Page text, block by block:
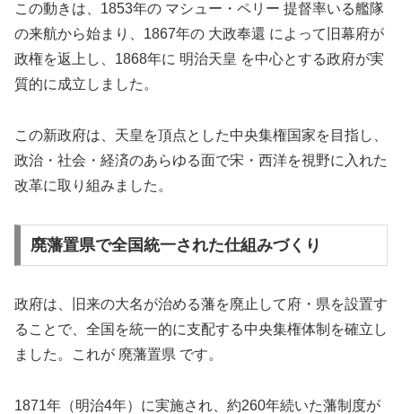
この動きは、1853年の マシュー・ペリー 提督率いる艦隊
の来航から始まり、1867年の 大政奉還 によって旧幕府が
政権を返上し、1868年に 明治天皇 を中心とする政府が実
質的に成立しました。
この新政府は、天皇を頂点とした中央集権国家を目指し、
政治・社会・経済のあらゆる面で宋・西洋を視野に入れた
改革に取り組みました。
廃藩置県で全国統一された仕組みづくり
政府は、旧来の大名が治める藩を廃止して府・県を設置す
ることで、全国を統一的に支配する中央集権体制を確立し
ました。これが 廃藩置県 です。
1871年（明治4年）に実施され、約260年続いた藩制度が